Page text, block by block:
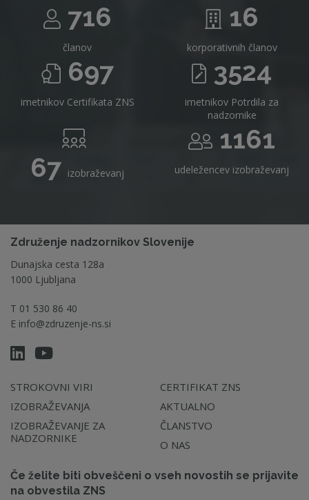
716
članov
16
korporativnih članov
697
imetnikov Certifikata ZNS
3524
imetnikov Potrdila za
nadzornike
67 izobraževanj
1161
udeležencev izobraževanj
Združenje nadzornikov Slovenije
Dunajska cesta 128a
1000 Ljubljana
T 01 530 86 40
E info@zdruzenje-ns.si
STROKOVNI VIRI
IZOBRAŽEVANJA
IZOBRAŽEVANJE ZA
NADZORNIKE
CERTIFIKAT ZNS
AKTUALNO
ČLANSTVO
O NAS
Če želite biti obveščeni o vseh novostih se prijavite
na obvestila ZNS